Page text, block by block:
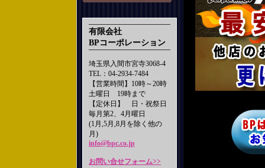
有限会社
BPコーポレーション
埼玉県入間市宮寺3068-4
TEL：04-2934-7484
【営業時間】10時～20時
土曜日 19時まで
【定休日】 日・祝祭日
毎月第2、4月曜日
(1月,5月,8月を除く他の
月)
info@bpc.co.jp
お問い合せフォーム>>